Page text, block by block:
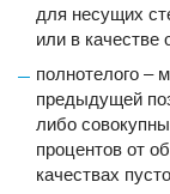
для несущих
или в качестве
полнотелого –
предыдущей
либо
процентов от
качествах